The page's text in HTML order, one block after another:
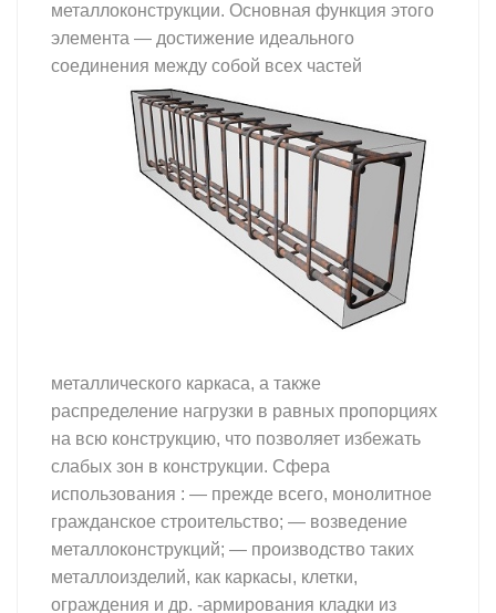
металлоконструкции. Основная функция этого
элемента — достижение идеального
соединения между собой всех частей
металлического каркаса, а также
распределение нагрузки в равных пропорциях
на всю конструкцию, что позволяет избежать
слабых зон в конструкции. Сфера
использования : — прежде всего, монолитное
гражданское строительство; — возведение
металлоконструкций; — производство таких
металлоизделий, как каркасы, клетки,
ограждения и др. -армирования кладки из